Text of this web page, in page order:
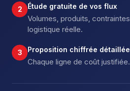
2 Étude gratuite de vos flux
Volumes, produits,
logistique réelle.
3 Proposition chiffrée détaillée
Chaque ligne de coût